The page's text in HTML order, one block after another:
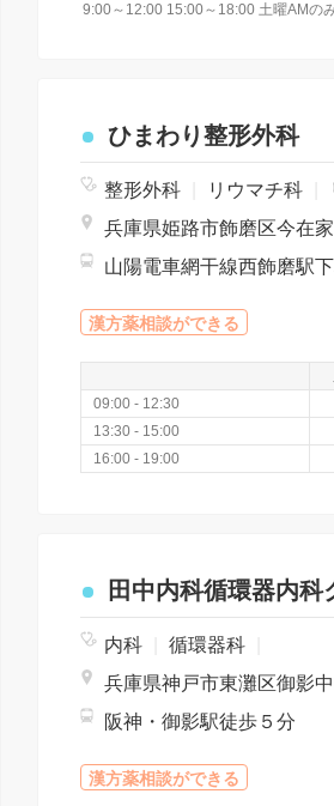
9:00～12:00 15:00～18:00 土曜AM
ひまわり整形外科
整形外科 リウマチ科
兵庫県姫路市飾磨区今在
漢方薬相談ができる
09:00 - 12:30
13:30 - 15:00
16:00 - 19:00
田中内科循環器内科
内科 循環器科
阪神・御影駅徒歩５分
漢方薬相談ができる